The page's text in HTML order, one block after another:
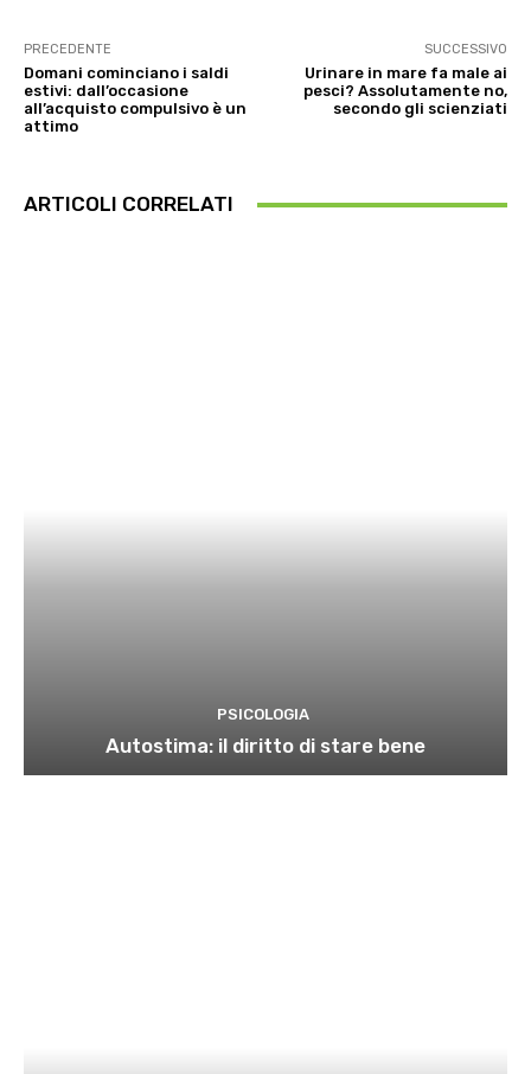
PRECEDENTE
Domani cominciano i saldi
estivi: dall’occasione
all’acquisto compulsivo è un
attimo
SUCCESSIVO
Urinare in mare fa male ai
pesci? Assolutamente no,
secondo gli scienziati
ARTICOLI CORRELATI
PSICOLOGIA
Autostima: il diritto di stare bene